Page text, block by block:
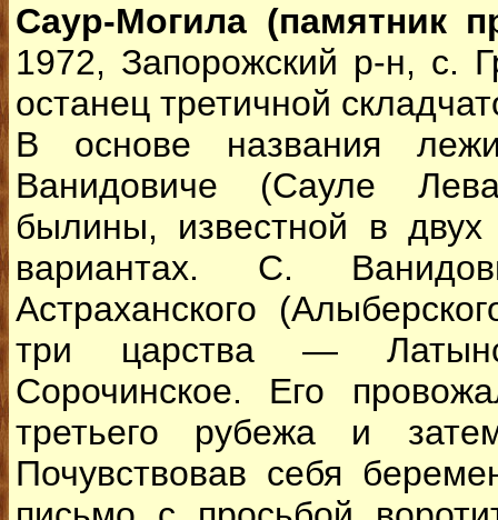
Саур-Могила (памятник
1972, Запорожский р-н, с.
останец третичной
В основе названия
Ванидовиче (Сауле
былины, известной в
вариантах. С.
Астраханского
три царства —
Сорочинское. Его
третьего рубежа и
Почувствовав себя